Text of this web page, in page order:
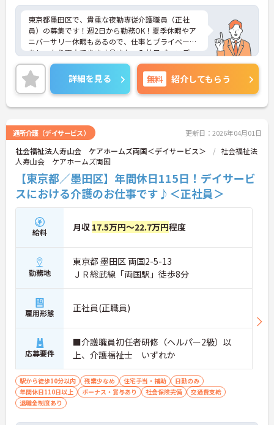
東京都墨田区で、貴重な夜勤専従介護職員（正社
員）の募集です！週2日から勤務OK！夏季休暇やア
ニバーサリー休暇もあるので、仕事とプライベート
をしっかり両立できます◎また、入社日バースデー
手当やホテルなどの会員割引など、福利厚生が充実
しているのも嬉しいポイント♪ご興味のある方は面
接ポイントをお伝えしますので、お気軽にご連絡く
ださい！
詳細を見る 無料 紹介してもらう
通所介護（デイサービス） 更新日：2026年04月01日
社会福祉法人寿山会 ケアホームズ両国＜デイサービス＞
社会福祉法
人寿山会 ケアホームズ両国
【東京都／墨田区】年間休日115日！デイサービ
スにおける介護のお仕事です♪＜正社員＞
給料 月収 17.5万円～22.7万円程度
勤務地
東京都 墨田区 両国2-5-13
ＪＲ総武線「両国駅」徒歩8分
雇用形態 正社員(正職員)
応募要件
■介護職員初任者研修（ヘルパー2級）以
上、介護福祉士 いずれか
駅から徒歩10分以内 残業少なめ 住宅手当・補助
日勤のみ
年間休日110日以上
ボーナス・賞与あり 社会保険完備
交通費支給
退職金制度あり